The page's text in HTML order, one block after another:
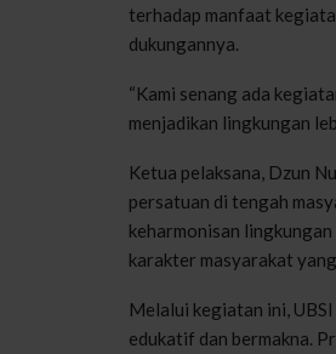
terhadap manfaat
dukungannya.
“Kami senang ada
menjadikan lingkungan
Ketua pelaksana, Dzun
persatuan di tengah
keharmonisan
karakter masyarakat yang
Melalui kegiatan ini,
edukatif dan bermakna.